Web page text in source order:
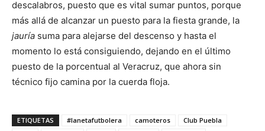
descalabros, puesto que es vital sumar puntos, porque
más allá de alcanzar un puesto para la fiesta grande, la
jauría suma para alejarse del descenso y hasta el
momento lo está consiguiendo, dejando en el último
puesto de la porcentual al Veracruz, que ahora sin
técnico fijo camina por la cuerda floja.
ETIQUETAS #lanetafutbolera camoteros
Club Puebla